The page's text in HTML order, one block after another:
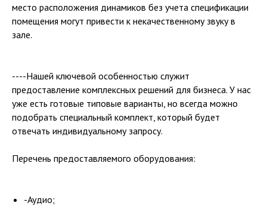
место расположения динамиков без учета спецификации
помещения могут привести к некачественному звуку в
зале.
----Нашей ключевой особенностью служит
предоставление комплексных решений для бизнеса. У нас
уже есть готовые типовые варианты, но всегда можно
подобрать специальный комплект, который будет
отвечать индивидуальному запросу.
Перечень предоставляемого оборудования:
-Аудио;